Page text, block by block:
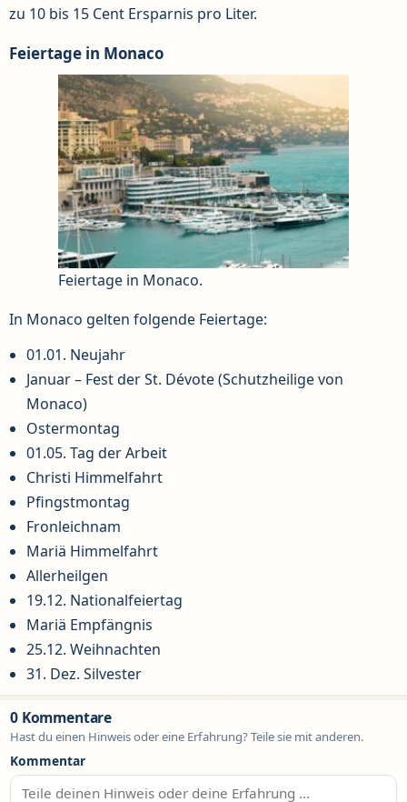
zu 10 bis 15 Cent Ersparnis pro Liter.
Feiertage in Monaco
Feiertage in Monaco.
In Monaco gelten folgende Feiertage:
01.01. Neujahr
Januar – Fest der St. Dévote (Schutzheilige von
Monaco)
Ostermontag
01.05. Tag der Arbeit
Christi Himmelfahrt
Pfingstmontag
Fronleichnam
Mariä Himmelfahrt
Allerheilgen
19.12. Nationalfeiertag
Mariä Empfängnis
25.12. Weihnachten
31. Dez. Silvester
0 Kommentare
Hast du einen Hinweis oder eine Erfahrung? Teile sie mit anderen.
Kommentar